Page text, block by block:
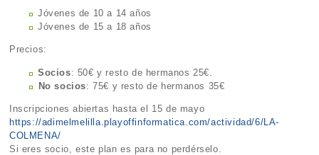
Jóvenes de 10 a 14 años
Jóvenes de 15 a 18 años
Precios:
Socios: 50€ y resto de hermanos 25€.
⁠No socios: 75€ y resto de hermanos 35€
Inscripciones abiertas hasta el 15 de mayo
https://adimelmelilla.playoffinformatica.com/actividad/6/LA-
COLMENA/
Si eres socio, este plan es para no perdérselo.